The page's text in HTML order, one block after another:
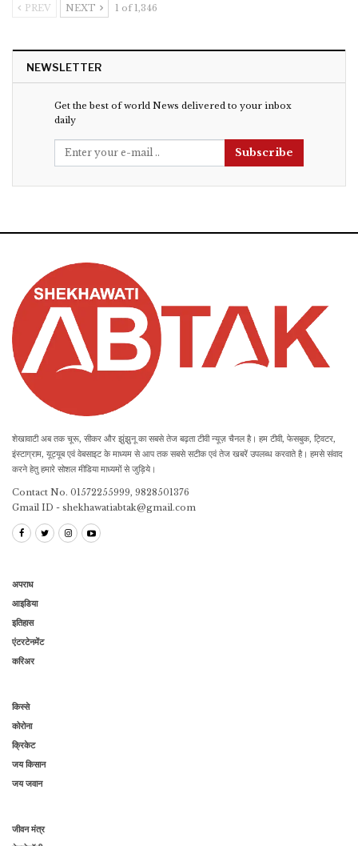
PREV NEXT 1 of 1,346
NEWSLETTER
Get the best of world News delivered to your inbox
daily
Subscribe
शेखावाटी अब तक चूरू, सीकर और झुंझुनू का सबसे तेज बढ़ता टीवी न्यूज़ चैनल है। हम टीवी, फेसबुक, ट्विटर,
इंस्टाग्राम, यूट्यूब एवं वेबसाइट के माध्यम से आप तक सबसे सटीक एवं तेज खबरें उपलब्ध करवाते है। हमसे संवाद
करने हेतु हमारे सोशल मीडिया माध्यमों से जुड़िये।
Contact No. 01572255999, 9828501376
Gmail ID - shekhawatiabtak@gmail.com
अपराध
आइडिया
इतिहास
एंटरटेनमेंट
करिअर
किस्से
कोरोना
क्रिकेट
जय किसान
जय जवान
जीवन मंत्र